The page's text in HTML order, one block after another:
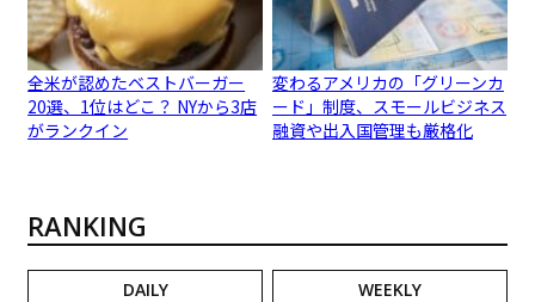
全米が認めたベストバーガー
20選、1位はどこ？ NYから3店
がランクイン
変わるアメリカの「グリーンカ
ード」制度、スモールビジネス
融資や出入国管理も厳格化
RANKING
DAILY WEEKLY